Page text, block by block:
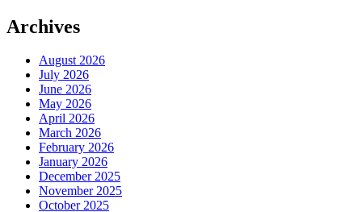
Archives
August 2026
July 2026
June 2026
May 2026
April 2026
March 2026
February 2026
January 2026
December 2025
November 2025
October 2025